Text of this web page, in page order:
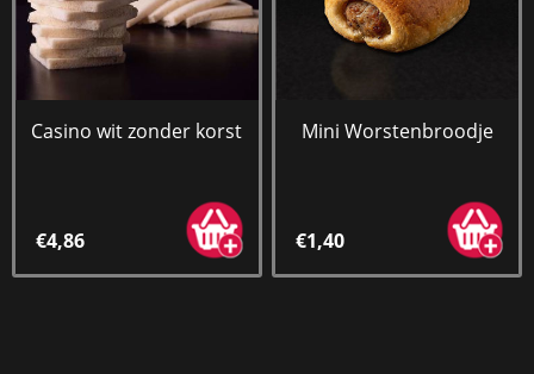
Casino wit zonder korst
€4,86
Mini Worstenbroodje
€1,40